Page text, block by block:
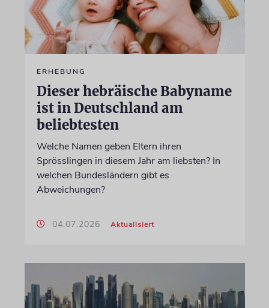
ERHEBUNG
Dieser hebräische Babyname
ist in Deutschland am
beliebtesten
Welche Namen geben Eltern ihren
Sprösslingen in diesem Jahr am liebsten? In
welchen Bundesländern gibt es
Abweichungen?
04.07.2026 Aktualisiert